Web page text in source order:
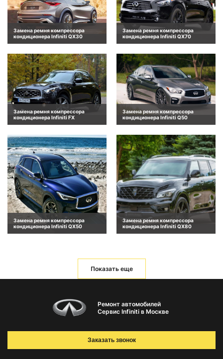
Замена ремня компрессора
кондиционера Infiniti QX30
Замена ремня компрессора
кондиционера Infiniti QX70
Замена ремня компрессора
кондиционера Infiniti FX
Замена ремня компрессора
кондиционера Infiniti Q50
Замена ремня компрессора
кондиционера Infiniti QX50
Замена ремня компрессора
кондиционера Infiniti QX80
Показать еще
Ремонт автомобилей
Сервис Infiniti в Москве
Заказать звонок